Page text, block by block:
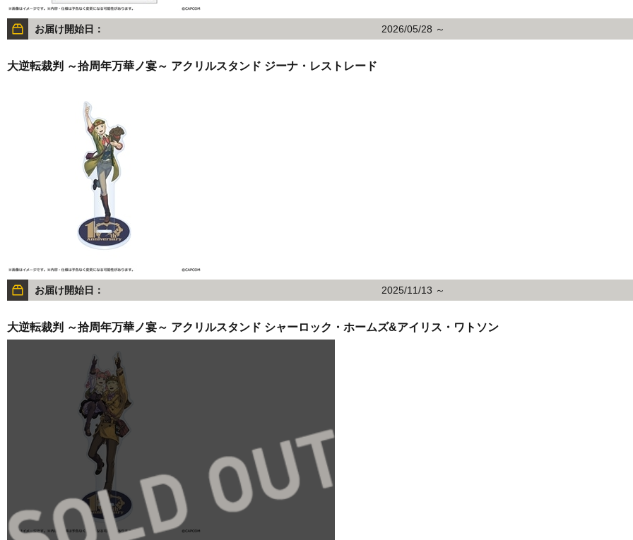
お届け開始日： 2026/05/28 ～
大逆転裁判 ～拾周年万華ノ宴～ アクリルスタンド ジーナ・レストレード
お届け開始日： 2025/11/13 ～
大逆転裁判 ～拾周年万華ノ宴～ アクリルスタンド シャーロック・ホームズ&アイリス・ワトソン